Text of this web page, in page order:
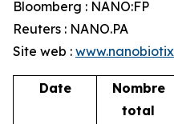
Bloomberg : NANO:FP
Reuters : NANO.PA
Site web :
Date
Nombre
total